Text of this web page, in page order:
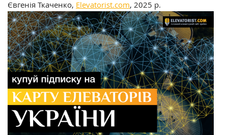
Євгенія Ткаченко, Elevatorist.com, 2025 р.